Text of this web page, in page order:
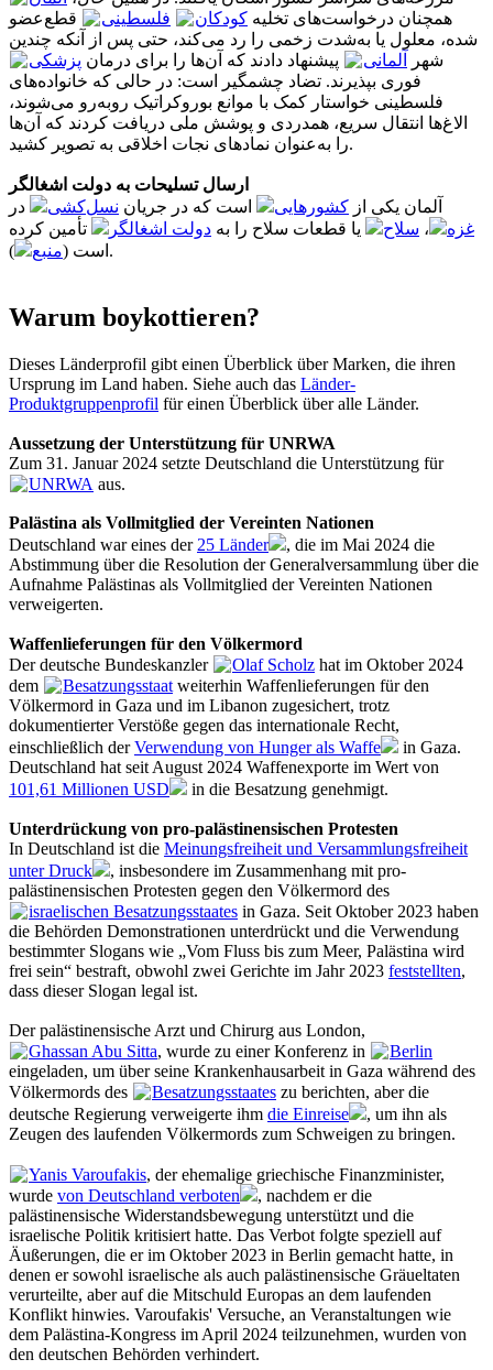
همچنان درخواست‌های تخلیه کودکان فلسطینی
قطع‌عضو
شده، معلول یا به‌شدت زخمی را رد می‌کند، حتی پس از آنکه چندین
شهر
آلمانی پیشنهاد دادند که آن‌ها را برای درمان پزشکی
فوری بپذیرند. تضاد چشمگیر است: در حالی که خانواده‌های
فلسطینی خواستار کمک با موانع بوروکراتیک روبه‌رو می‌شوند،
الاغ‌ها انتقال سریع، همدردی و پوشش ملی دریافت کردند که آن‌ها
را به‌عنوان نمادهای نجات اخلاقی به تصویر کشید.
ارسال تسلیحات به دولت اشغالگر
آلمان یکی از کشورهایی است که در جریان نسل‌کشی
در
غزه
، سلاح یا قطعات سلاح را به دولت اشغالگر
تأمین کرده
است (منبع ).
Warum boykottieren?
Dieses Länderprofil gibt einen Überblick über Marken, die ihren
Ursprung im Land haben. Siehe auch das Länder-
Produktgruppenprofil für einen Überblick über alle Länder.
Aussetzung der Unterstützung für UNRWA
Zum 31. Januar 2024 setzte Deutschland die Unterstützung für
UNRWA aus.
Palästina als Vollmitglied der Vereinten Nationen
Deutschland war eines der25 Länder
, die im Mai 2024 die
Abstimmung über die Resolution der Generalversammlung über die
Aufnahme Palästinas als Vollmitglied der Vereinten Nationen
verweigerten.
Waffenlieferungen für den Völkermord
Der deutsche Bundeskanzler
Olaf Scholz hat im Oktober 2024
dem
Besatzungsstaat weiterhin Waffenlieferungen für den
Völkermord in Gaza und im Libanon zugesichert, trotz
dokumentierter Verstöße gegen das internationale Recht,
einschließlich derVerwendung von Hunger als Waffe
in Gaza.
Deutschland hat seit August 2024 Waffenexporte im Wert von
101,61 Millionen USD
in die Besatzung genehmigt.
Unterdrückung von pro-palästinensischen Protesten
In Deutschland ist die Meinungsfreiheit und Versammlungsfreiheit
unter Druck
, insbesondere im Zusammenhang mit pro-
palästinensischen Protesten gegen den Völkermord des
israelischen Besatzungsstaates in Gaza. Seit Oktober 2023 haben
die Behörden Demonstrationen unterdrückt und die Verwendung
bestimmter Slogans wie „Vom Fluss bis zum Meer, Palästina wird
frei sein“ bestraft, obwohl zwei Gerichte im Jahr 2023 feststellten,
dass dieser Slogan legal ist.
Der palästinensische Arzt und Chirurg aus London,
Ghassan Abu Sitta, wurde zu einer Konferenz in
Berlin
eingeladen, um über seine Krankenhausarbeit in Gaza während des
Völkermords des
Besatzungsstaates zu berichten, aber die
deutsche Regierung verweigerte ihm die Einreise
, um ihn als
Zeugen des laufenden Völkermords zum Schweigen zu bringen.
Yanis Varoufakis , der ehemalige griechische Finanzminister,
wurde von Deutschland verboten
, nachdem er die
palästinensische Widerstandsbewegung unterstützt und die
israelische Politik kritisiert hatte. Das Verbot folgte speziell auf
Äußerungen, die er im Oktober 2023 in Berlin gemacht hatte, in
denen er sowohl israelische als auch palästinensische Gräueltaten
verurteilte, aber auf die Mitschuld Europas an dem laufenden
Konflikt hinwies. Varoufakis' Versuche, an Veranstaltungen wie
dem Palästina-Kongress im April 2024 teilzunehmen, wurden von
den deutschen Behörden verhindert.